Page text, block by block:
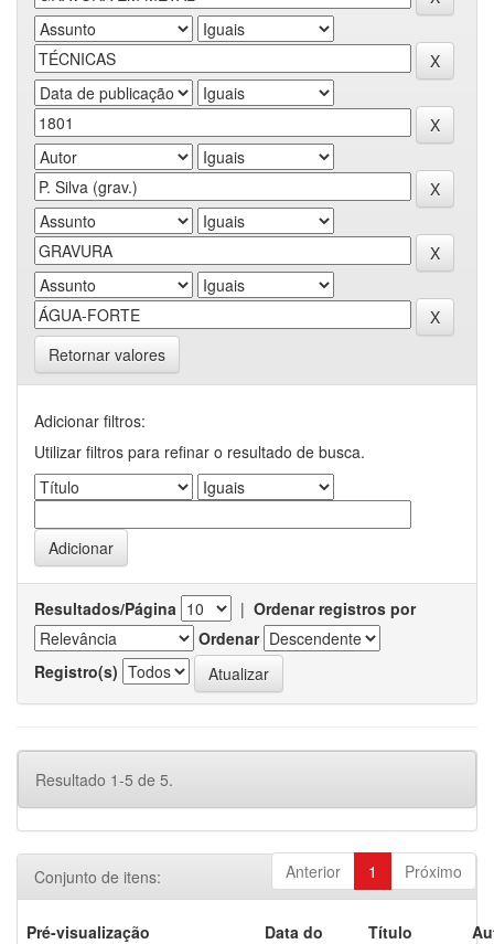
Retornar valores
Adicionar filtros:
Utilizar filtros para refinar o resultado de busca.
Resultados/Página | Ordenar registros por
Ordenar
Registro(s)
Resultado 1-5 de 5.
Anterior 1 Próximo
Conjunto de itens:
Pré-visualização
Data do
Título